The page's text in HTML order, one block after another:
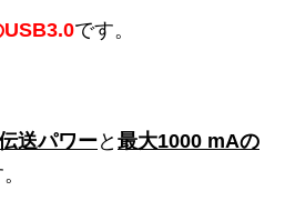
USB3.0です。
送パワーと 最大1000 mAの